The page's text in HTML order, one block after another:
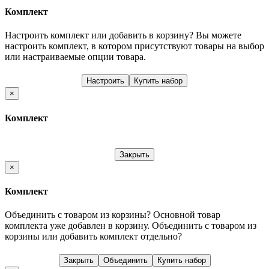
Комплект
Настроить комплект или добавить в корзину? Вы можете
настроить комплект, в котором присутствуют товары на выбор
или настраиваемые опции товара.
Настроить
Купить набор
×
Комплект
Закрыть
×
Комплект
Объединить с товаром из корзины? Основной товар
комплекта уже добавлен в корзину. Объединить с товаром из
корзины или добавить комплект отдельно?
Закрыть Объединить
Купить набор